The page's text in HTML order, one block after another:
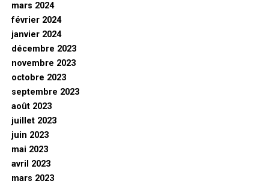
mars 2024
février 2024
janvier 2024
décembre 2023
novembre 2023
octobre 2023
septembre 2023
août 2023
juillet 2023
juin 2023
mai 2023
avril 2023
mars 2023